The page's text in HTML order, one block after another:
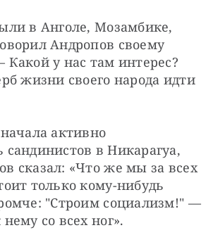
в Анголе, Мозамбике,
Андропов своему
у нас там интерес?
жизни своего народа идти
активно
в Никарагуа,
сказал: «Что же мы за всех
только кому-нибудь
"Строим социализм!" —
со всех ног».